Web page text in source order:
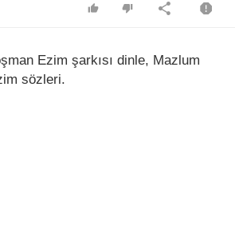
Ezim şarkısı dinle, Mazlum
sözleri.